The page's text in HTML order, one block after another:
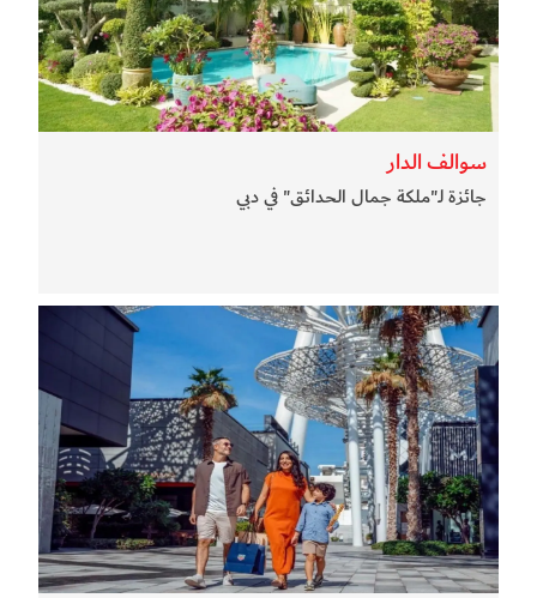
سوالف الدار
جائزة لـ"ملكة جمال الحدائق" في دبي